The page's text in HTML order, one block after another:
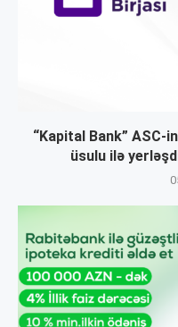
“Kapital Bank” ASC-
üsulu ilə